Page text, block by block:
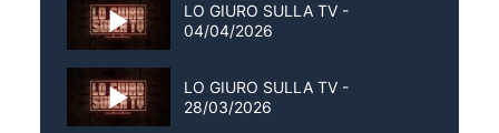
LO GIURO SULLA TV -
04/04/2026
LO GIURO SULLA TV -
28/03/2026